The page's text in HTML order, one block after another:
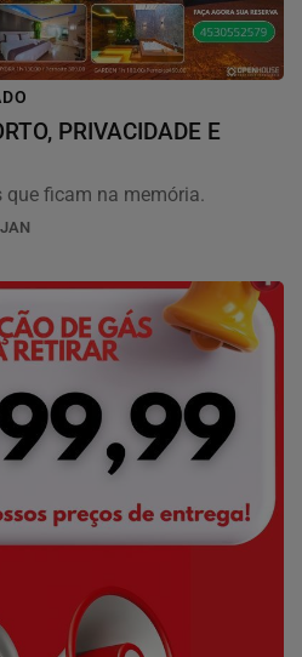
PRIVACIDADE E
ficam na memória.